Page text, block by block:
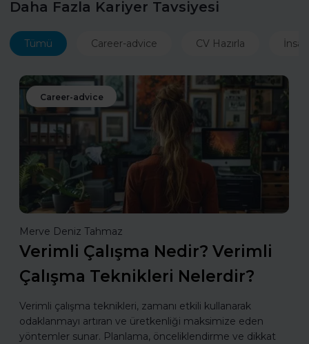
Daha Fazla Kariyer Tavsiyesi
Tümü Career-advice CV Hazırla
Career-advice
Merve Deniz Tahmaz
Verimli Çalışma Nedir? Verimli
Çalışma Teknikleri Nelerdir?
Verimli çalışma teknikleri, zamanı etkili kullanarak
odaklanmayı artıran ve üretkenliği maksimize eden
yöntemler sunar. Planlama, önceliklendirme ve dikkat